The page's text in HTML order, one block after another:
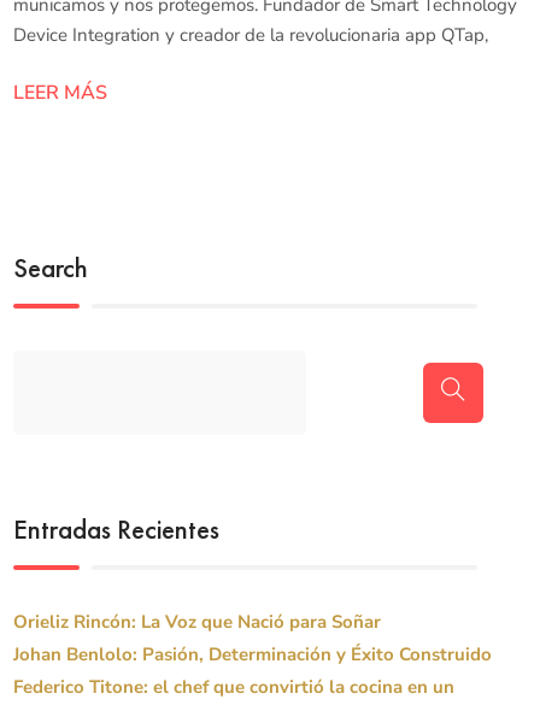
municamos y nos protegemos. Fundador de Smart Technology
Device Integration y creador de la revolucionaria app QTap,
LEER MÁS
Search
Entradas Recientes
Orieliz Rincón: La Voz que Nació para Soñar
Johan Benlolo: Pasión, Determinación y Éxito Construido
Federico Titone: el chef que convirtió la cocina en un